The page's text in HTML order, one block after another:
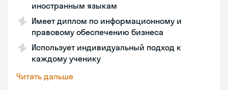
иностранным языкам
Имеет диплом по информационному и
правовому обеспечению бизнеса
Использует индивидуальный подход к
каждому ученику
Читать дальше